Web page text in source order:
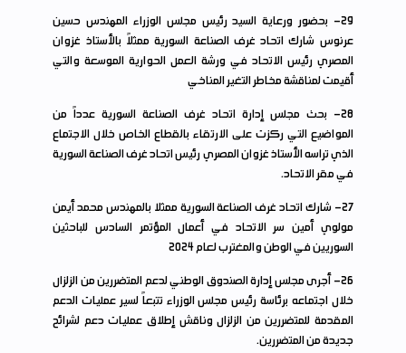
29- بحضور ورعاية السيد رئيس مجلس الوزراء المهندس حسين
عرنوس شارك اتحاد غرف الصناعة السورية ممثلاً بالأستاذ غزوان
المصري رئيس الاتحاد في ورشة العمل الحوارية الموسعة والتي
أقيمت لمناقشة مخاطر التغير المناخي
28- بحث مجلس إدارة اتحاد غرف الصناعة السورية عدداً من
المواضيع التي ركزت على الارتقاء بالقطاع الخاص خلال الاجتماع
الذي تراسه الأستاذ غزوان المصري رئيس اتحاد غرف الصناعة السورية
في مقر الاتحاد.
27- شارك اتحاد غرف الصناعة السورية ممثلا بالمهندس محمد أيمن
مولوي أمين سر الاتحاد في أعمال المؤتمر السادس للباحثين
السوريين في الوطن والمغترب لعام 2024
26- أجرى مجلس إدارة الصندوق الوطني لدعم المتضررين من الزلزال
خلال اجتماعه برئاسة رئيس مجلس الوزراء تتبعاً لسير عمليات الدعم
المقدمة للمتضررين من الزلزال وناقش إطلاق عمليات دعم لشرائح
جديدة من المتضررين.